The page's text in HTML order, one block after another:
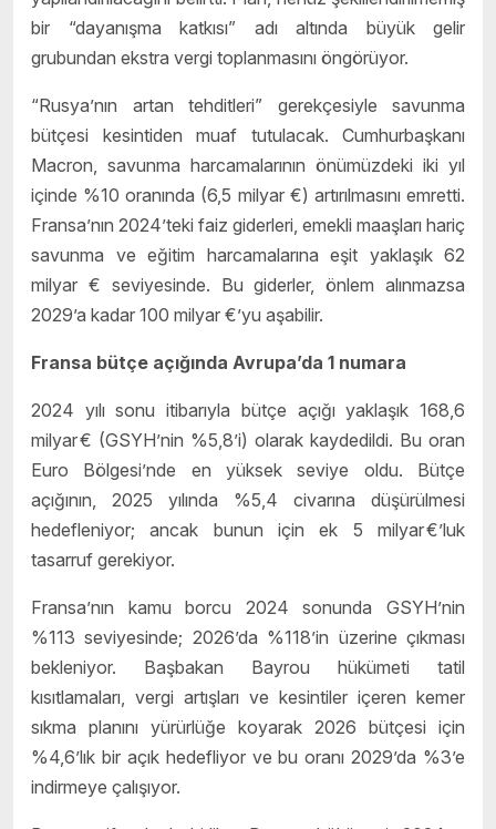
bir “dayanışma katkısı” adı altında büyük gelir
grubundan ekstra vergi toplanmasını öngörüyor.
“Rusya’nın artan tehditleri” gerekçesiyle savunma
bütçesi kesintiden muaf tutulacak. Cumhurbaşkanı
Macron, savunma harcamalarının önümüzdeki iki yıl
içinde %10 oranında (6,5 milyar €) artırılmasını emretti.
Fransa’nın 2024’teki faiz giderleri, emekli maaşları hariç
savunma ve eğitim harcamalarına eşit yaklaşık 62
milyar € seviyesinde. Bu giderler, önlem alınmazsa
2029’a kadar 100 milyar €’yu aşabilir.
Fransa bütçe açığında Avrupa’da 1 numara
2024 yılı sonu itibarıyla bütçe açığı yaklaşık 168,6
milyar € (GSYH’nin %5,8’i) olarak kaydedildi. Bu oran
Euro Bölgesi’nde en yüksek seviye oldu. Bütçe
açığının, 2025 yılında %5,4 civarına düşürülmesi
hedefleniyor; ancak bunun için ek 5 milyar €’luk
tasarruf gerekiyor.
Fransa’nın kamu borcu 2024 sonunda GSYH’nin
%113 seviyesinde; 2026’da %118’in üzerine çıkması
bekleniyor. Başbakan Bayrou hükümeti tatil
kısıtlamaları, vergi artışları ve kesintiler içeren kemer
sıkma planını yürürlüğe koyarak 2026 bütçesi için
%4,6’lık bir açık hedefliyor ve bu oranı 2029’da %3’e
indirmeye çalışıyor.